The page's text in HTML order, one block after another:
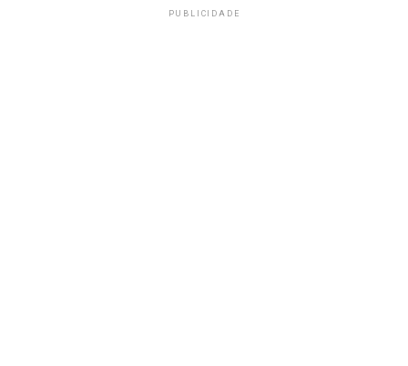
PUBLICIDADE